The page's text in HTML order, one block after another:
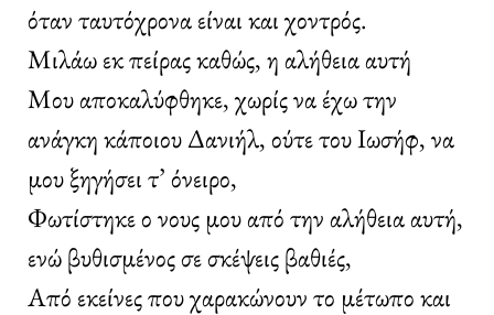
όταν ταυτόχρονα είναι και χοντρός.
Μιλάω εκ πείρας καθώς, η αλήθεια αυτή
Μου αποκαλύφθηκε, χωρίς να έχω την
ανάγκη κάποιου Δανιήλ, ούτε του Ιωσήφ, να
μου ξηγήσει τ’ όνειρο,
Φωτίστηκε ο νους μου από την αλήθεια αυτή,
ενώ βυθισμένος σε σκέψεις βαθιές,
Από εκείνες που χαρακώνουν το μέτωπο και